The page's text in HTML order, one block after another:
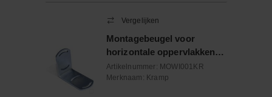
Vergelijken
Montagebeugel voor
horizontale oppervlakken
snelwissel
Artikelnummer: MOWI001KR
Merknaam: Kramp